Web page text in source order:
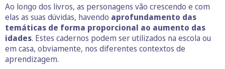
Ao longo dos livros, as personagens vão crescendo e com
elas as suas dúvidas, havendo aprofundamento das
temáticas de forma proporcional ao aumento das
idades. Estes cadernos podem ser utilizados na escola ou
em casa, obviamente, nos diferentes contextos de
aprendizagem.